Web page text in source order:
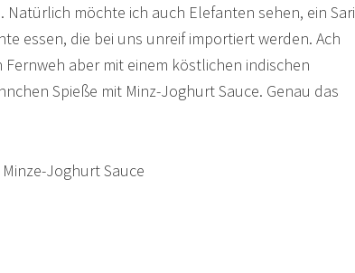
möchte ich auch Elefanten sehen, ein Sari
essen, die bei uns unreif importiert werden. Ach
aber mit einem köstlichen indischen
Spieße mit Minz-Joghurt Sauce. Genau das